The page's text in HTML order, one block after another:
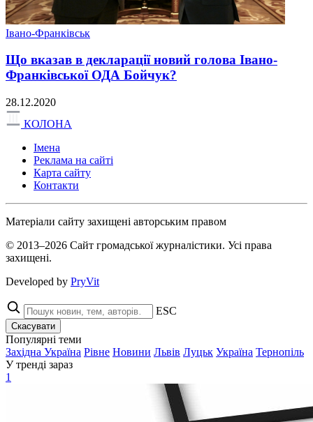
Івано-Франківськ
Що вказав в декларації новий голова Івано-
Франківської ОДА Бойчук?
28.12.2020
КОЛОНА
Імена
Реклама на сайті
Карта сайту
Контакти
Матеріали сайту захищені авторським правом
© 2013–2026 Сайт громадської журналістики. Усі права
захищені.
Developed by PryVit
ESC
Скасувати
Популярні теми
Західна Україна Рівне Новини Львів Луцьк Україна Тернопіль
У тренді зараз
1